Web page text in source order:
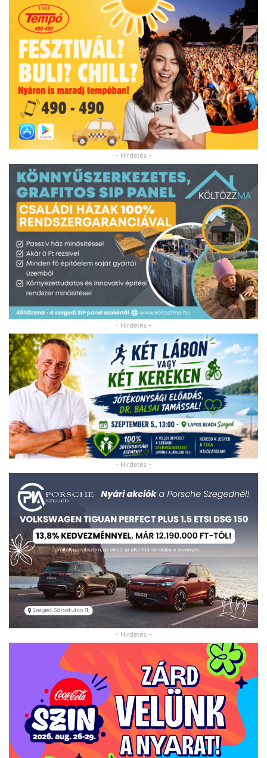
- Hirdetés -
- Hirdetés -
- Hirdetés -
- Hirdetés -